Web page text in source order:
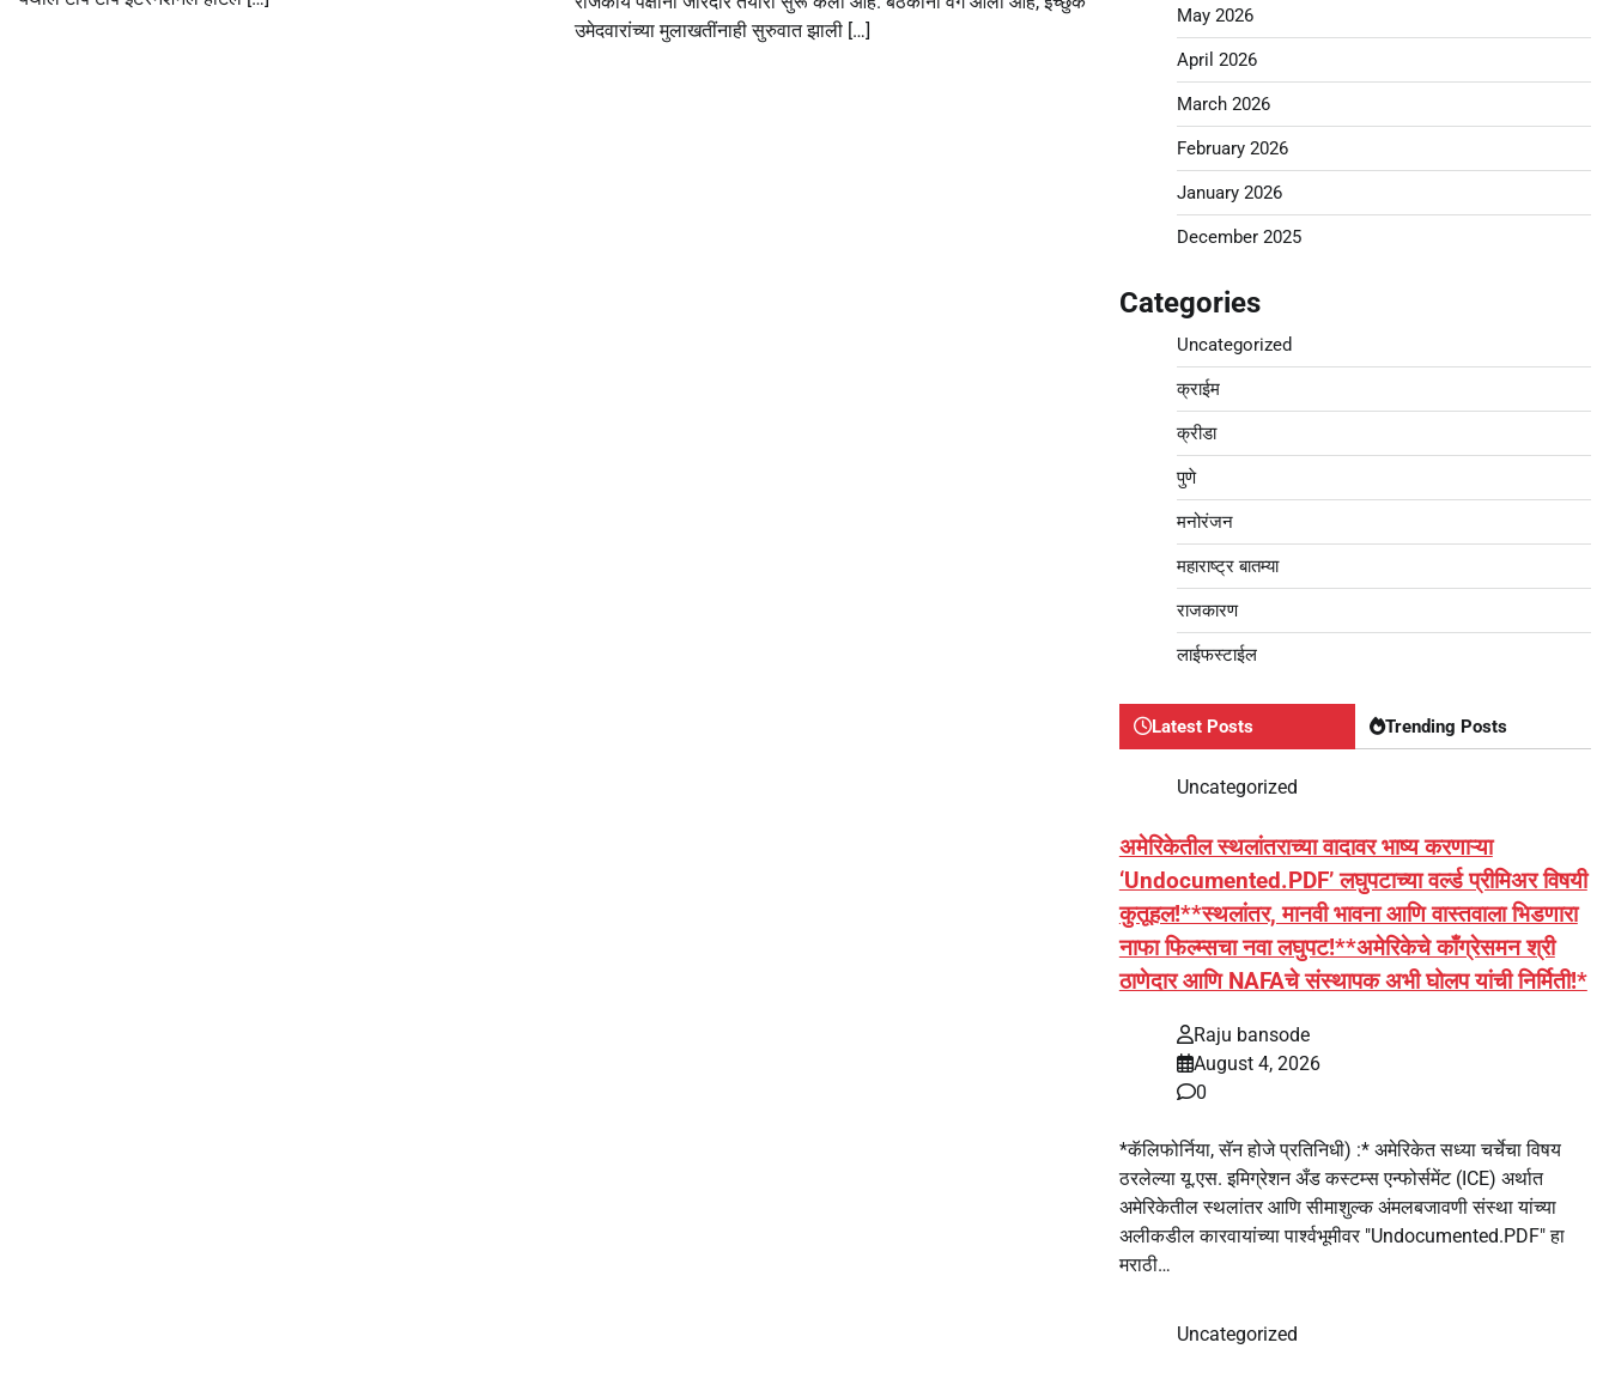
उमेदवारांच्या मुलाखतींनाही सुरुवात झाली […]
May 2026
April 2026
March 2026
February 2026
January 2026
December 2025
Categories
Uncategorized
क्राईम
क्रीडा
पुणे
मनोरंजन
महाराष्ट्र बातम्या
राजकारण
लाईफस्टाईल
Latest Posts Trending Posts
Uncategorized
अमेरिकेतील स्थलांतराच्या वादावर भाष्य करणाऱ्या
‘Undocumented.PDF’ लघुपटाच्या वर्ल्ड प्रीमिअर विषयी
कुतूहल!**स्थलांतर, मानवी भावना आणि वास्तवाला भिडणारा
नाफा फिल्म्सचा नवा लघुपट!**अमेरिकेचे काँग्रेसमन श्री
ठाणेदार आणि NAFAचे संस्थापक अभी घोलप यांची निर्मिती!*
Raju bansode
August 4, 2026
0
*कॅलिफोर्निया, सॅन होजे प्रतिनिधी) :* अमेरिकेत सध्या चर्चेचा विषय
ठरलेल्या यू.एस. इमिग्रेशन अँड कस्टम्स एन्फोर्समेंट (ICE) अर्थात
अमेरिकेतील स्थलांतर आणि सीमाशुल्क अंमलबजावणी संस्था यांच्या
अलीकडील कारवायांच्या पार्श्वभूमीवर "Undocumented.PDF" हा
मराठी…
Uncategorized